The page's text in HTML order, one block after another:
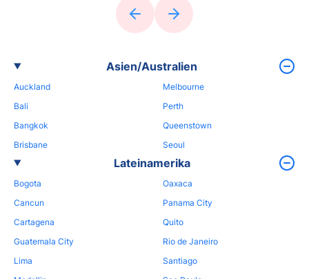
Asien/Australien
Auckland
Bali
Bangkok
Brisbane
Melbourne
Perth
Queenstown
Seoul
Lateinamerika
Bogota
Cancun
Cartagena
Guatemala City
Lima
Oaxaca
Panama City
Quito
Rio de Janeiro
Santiago